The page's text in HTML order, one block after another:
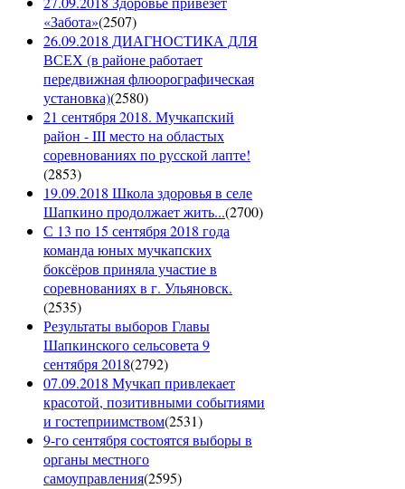
«Забота»(2507)
26.09.2018 ДИАГНОСТИКА ДЛЯ
ВСЕХ (в районе работает
передвижная флюорографическая
установка)(2580)
21 сентября 2018. Мучкапский
район - III место на областых
соревнованиях по русской лапте!
(2853)
19.09.2018 Школа здоровья в селе
Шапкино продолжает жить...(2700)
С 13 по 15 сентября 2018 года
команда юных мучкапских
боксёров приняла участие в
соревнованиях в г. Ульяновск.
(2535)
Результаты выборов Главы
Шапкинского сельсовета 9
сентября 2018(2792)
07.09.2018 Мучкап привлекает
красотой, позитивными событиями
и гостеприимством(2531)
9-го сентября состоятся выборы в
органы местного
самоуправления(2595)